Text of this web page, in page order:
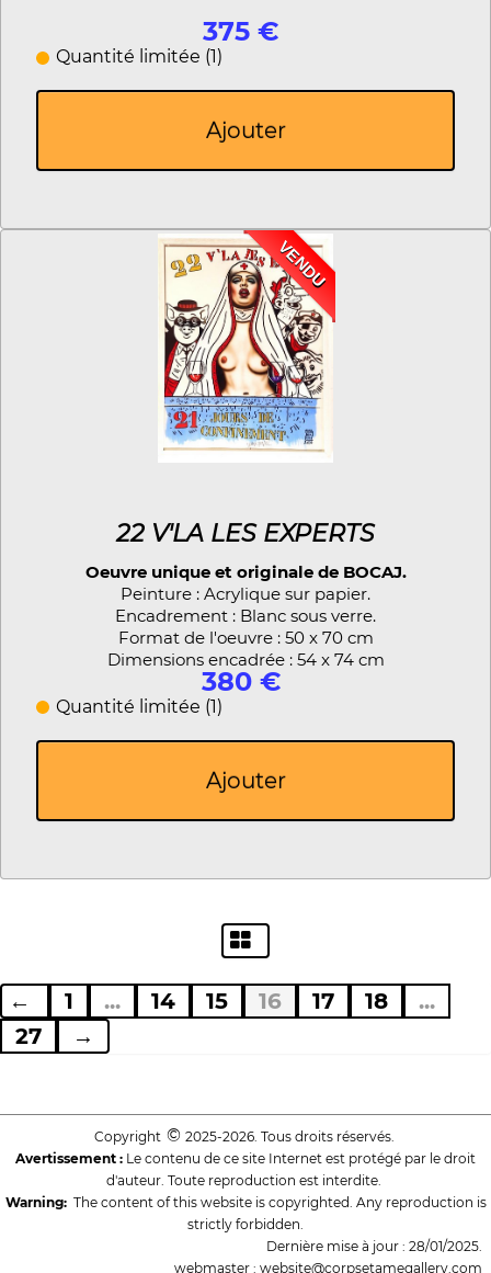
375 €
Quantité limitée (1)
Ajouter
VENDU
22 V'LA LES EXPERTS
Oeuvre unique et originale de BOCAJ.
Peinture : Acrylique sur papier.
Encadrement : Blanc sous verre.
Format de l'oeuvre : 50 x 70 cm
Dimensions encadrée : 54 x 74 cm
380 €
Quantité limitée (1)
Ajouter
← 1 ... 14 15 16 17 18
...
27
→
Copyright © 2025-2026. Tous droits réservés.
Avertissement : Le contenu de ce site Internet est protégé par le droit
d'auteur. Toute reproduction est interdite.
Warning: The content of this website is copyrighted. Any reproduction is
strictly forbidden.
Dernière mise à jour : 28/01/2025.
webmaster : website@corpsetamegallery.com